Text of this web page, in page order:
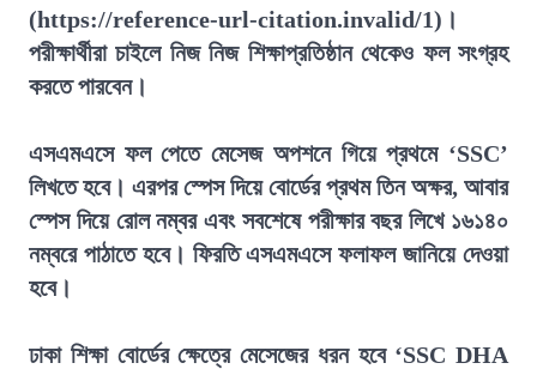
(https://reference-url-citation.invalid/1)।
পরীক্ষার্থীরা চাইলে নিজ নিজ শিক্ষাপ্রতিষ্ঠান থেকেও ফল সংগ্রহ
করতে পারবেন।
এসএমএসে ফল পেতে মেসেজ অপশনে গিয়ে প্রথমে ‘SSC’
লিখতে হবে। এরপর স্পেস দিয়ে বোর্ডের প্রথম তিন অক্ষর, আবার
স্পেস দিয়ে রোল নম্বর এবং সবশেষে পরীক্ষার বছর লিখে ১৬১৪০
নম্বরে পাঠাতে হবে। ফিরতি এসএমএসে ফলাফল জানিয়ে দেওয়া
হবে।
ঢাকা শিক্ষা বোর্ডের ক্ষেত্রে মেসেজের ধরন হবে ‘SSC DHA